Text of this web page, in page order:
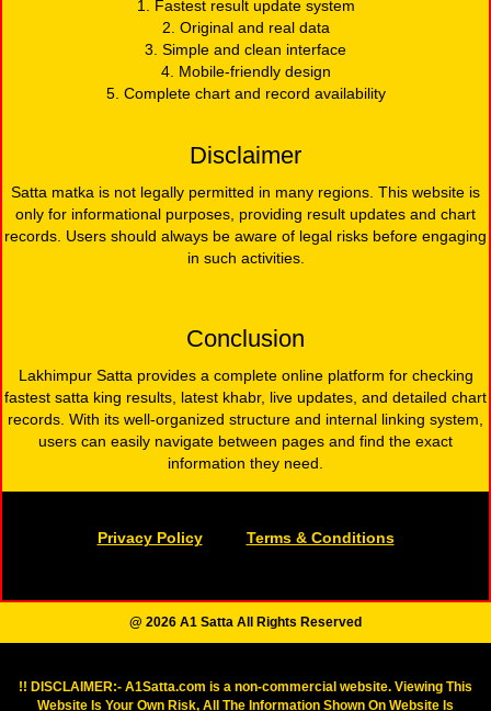
1. Fastest result update system
2. Original and real data
3. Simple and clean interface
4. Mobile-friendly design
5. Complete chart and record availability
Disclaimer
Satta matka is not legally permitted in many regions. This website is
only for informational purposes, providing result updates and chart
records. Users should always be aware of legal risks before engaging
in such activities.
Conclusion
Lakhimpur Satta provides a complete online platform for checking
fastest satta king results, latest khabr, live updates, and detailed chart
records. With its well-organized structure and internal linking system,
users can easily navigate between pages and find the exact
information they need.
Privacy Policy Terms & Conditions
@ 2026 A1 Satta All Rights Reserved
!! DISCLAIMER:- A1Satta.com is a non-commercial website. Viewing This
Website Is Your Own Risk, All The Information Shown On Website Is